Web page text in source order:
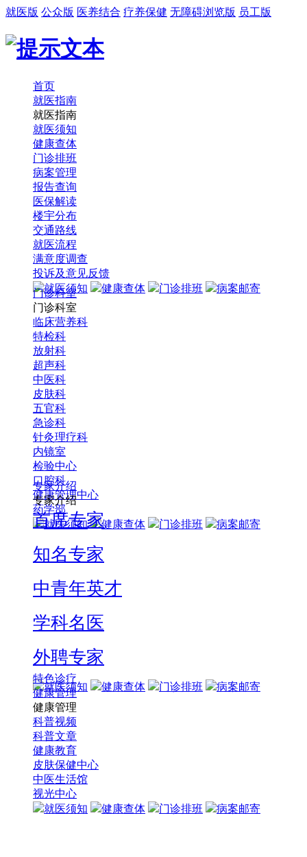
就医版 公众版 医养结合 疗养保健 无障碍浏览版 员工版
首页
就医指南
就医指南
就医须知
健康查体
门诊排班
病案管理
报告查询
医保解读
楼宇分布
交通路线
就医流程
满意度调查
投诉及意见反馈
就医须知
健康查体 门诊排班 病案邮寄
门诊科室
门诊科室
临床营养科
特检科
放射科
超声科
中医科
皮肤科
五官科
急诊科
针灸理疗科
内镜室
检验中心
口腔科
健康管理中心
药学部
就医须知
健康查体 门诊排班 病案邮寄
专家介绍
专家介绍
首席专家
知名专家
中青年英才
学科名医
外聘专家
就医须知 健康查体 门诊排班 病案邮寄
特色诊疗
健康管理
健康管理
科普视频
科普文章
健康教育
皮肤保健中心
中医生活馆
视光中心
就医须知
健康查体 门诊排班 病案邮寄